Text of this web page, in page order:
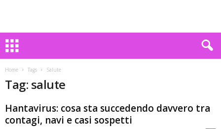
Home Tags Salute
Tag: salute
Hantavirus: cosa sta succedendo davvero tra
contagi, navi e casi sospetti